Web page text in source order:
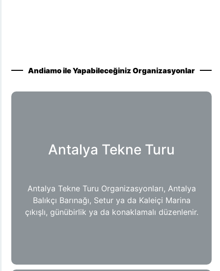
Andiamo ile Yapabileceğiniz Organizasyonlar
Antalya Tekne Turu
Antalya Tekne Turu Organizasyonları, Antalya
Balıkçı Barınağı, Setur ya da Kaleiçi Marina
çıkışlı, günübirlik ya da konaklamalı düzenlenir.